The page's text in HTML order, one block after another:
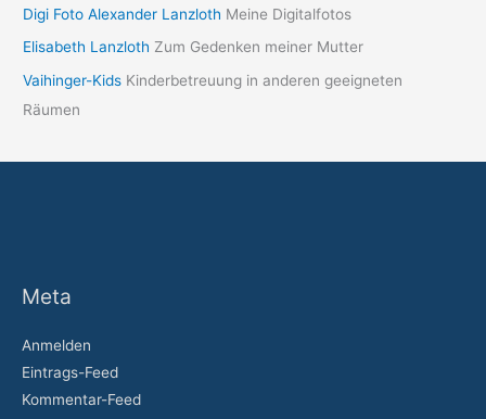
Digi Foto Alexander Lanzloth Meine Digitalfotos
Elisabeth Lanzloth Zum Gedenken meiner Mutter
Vaihinger-Kids Kinderbetreuung in anderen geeigneten
Räumen
Meta
Anmelden
Eintrags-Feed
Kommentar-Feed